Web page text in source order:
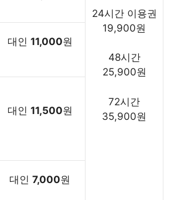
24시간 이용권
19,900원
48시간
25,900원
72시간
35,900원
대인 11,000원
대인 11,500원
대인 7,000원